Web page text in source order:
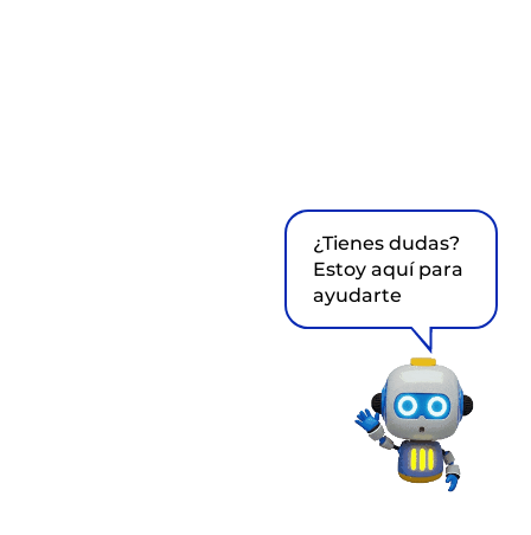
¿Tienes dudas?
Estoy aquí para
ayudarte